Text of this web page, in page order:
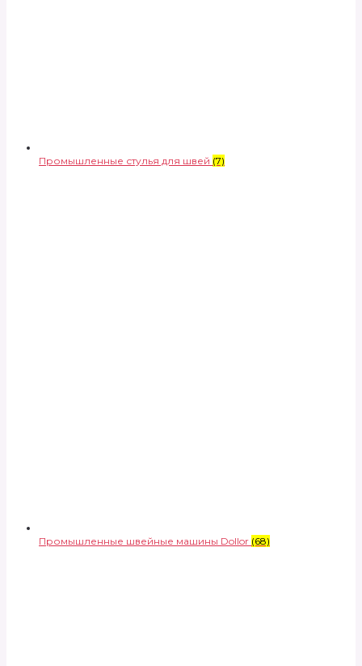
Промышленные стулья для швей (7)
Промышленные швейные машины Dollor (68)